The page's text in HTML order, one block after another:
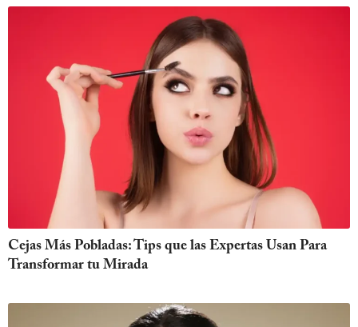
Cejas Más Pobladas: Tips que las Expertas Usan Para
Transformar tu Mirada